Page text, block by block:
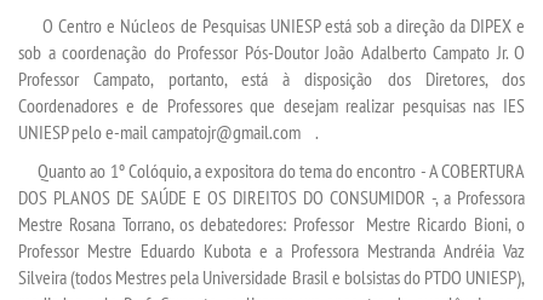
IMPRENSA
TRABALHE CONOSCO
OUVIDORIA
O Centro e Núcleos de Pesquisas UNIESP está sob a direção da DIPEX e
sob a coordenação do Professor Pós-Doutor João Adalberto Campato Jr. O
Professor Campato, portanto, está à disposição dos Diretores, dos
Coordenadores e de Professores que desejam realizar pesquisas nas IES
UNIESP pelo e-mail campatojr@gmail.com .
Quanto ao 1º Colóquio, a expositora do tema do encontro - A COBERTURA
DOS PLANOS DE SAÚDE E OS DIREITOS DO CONSUMIDOR -, a Professora
Mestre Rosana Torrano, os debatedores: Professor Mestre Ricardo Bioni, o
Professor Mestre Eduardo Kubota e a Professora Mestranda Andréia Vaz
Silveira (todos Mestres pela Universidade Brasil e bolsistas do PTDO UNIESP),